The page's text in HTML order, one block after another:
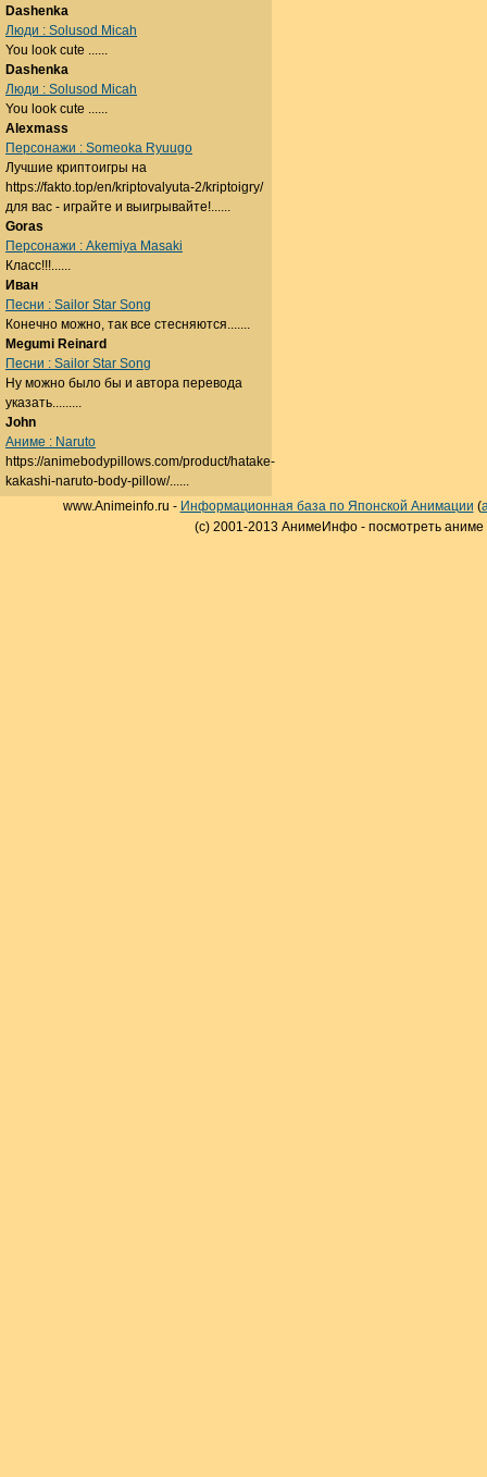
Dashenka
Люди : Solusod Micah
You look cute ......
Dashenka
Люди : Solusod Micah
You look cute ......
Alexmass
Персонажи : Someoka Ryuugo
Лучшие криптоигры на
https://fakto.top/en/kriptovalyuta-2/kriptoigry/
для вас - играйте и выигрывайте!......
Goras
Персонажи : Akemiya Masaki
Класс!!!......
Иван
Песни : Sailor Star Song
Конечно можно, так все стесняются.......
Megumi Reinard
Песни : Sailor Star Song
Ну можно было бы и автора перевода
указать.........
John
Аниме : Naruto
https://animebodypillows.com/product/hatake-
kakashi-naruto-body-pillow/......
www.Animeinfo.ru - Информационная база по Японской Анимации (
(c) 2001-2013 АнимеИнфо - посмотреть аниме